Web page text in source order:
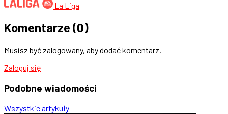
La Liga
Komentarze (0)
Musisz być zalogowany, aby dodać komentarz.
Zaloguj się
Podobne wiadomości
Wszystkie artykuły